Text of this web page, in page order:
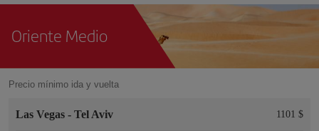
Oriente Medio
Precio mínimo ida y vuelta
Las Vegas - Tel Aviv 1101 $